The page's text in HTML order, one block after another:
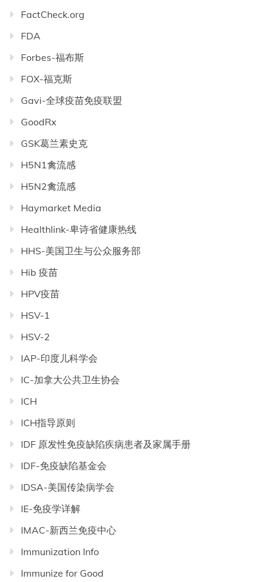
FactCheck.org
FDA
Forbes-福布斯
FOX-福克斯
Gavi-全球疫苗免疫联盟
GoodRx
GSK葛兰素史克
H5N1禽流感
H5N2禽流感
Haymarket Media
Healthlink-卑诗省健康热线
HHS-美国卫生与公众服务部
Hib 疫苗
HPV疫苗
HSV-1
HSV-2
IAP-印度儿科学会
IC-加拿大公共卫生协会
ICH
ICH指导原则
IDF 原发性免疫缺陷疾病患者及家属手册
IDF-免疫缺陷基金会
IDSA-美国传染病学会
IE-免疫学详解
IMAC-新西兰免疫中心
Immunization Info
Immunize for Good